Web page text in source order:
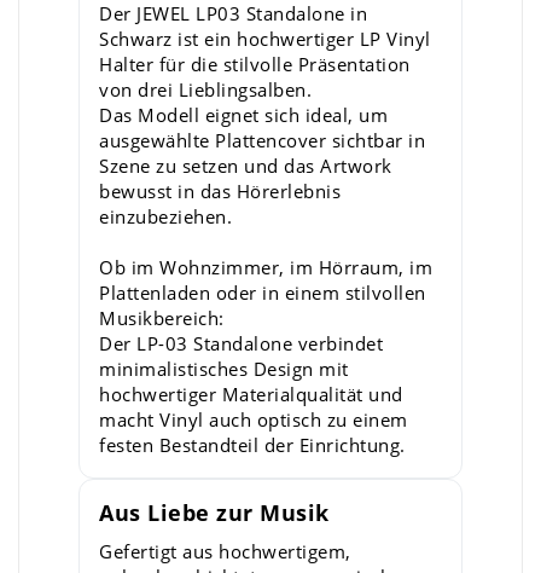
Der JEWEL LP03 Standalone in
Schwarz ist ein hochwertiger LP Vinyl
Halter für die stilvolle Präsentation
von drei Lieblingsalben.
Das Modell eignet sich ideal, um
ausgewählte Plattencover sichtbar in
Szene zu setzen und das Artwork
bewusst in das Hörerlebnis
einzubeziehen.
Ob im Wohnzimmer, im Hörraum, im
Plattenladen oder in einem stilvollen
Musikbereich:
Der LP-03 Standalone verbindet
minimalistisches Design mit
hochwertiger Materialqualität und
macht Vinyl auch optisch zu einem
festen Bestandteil der Einrichtung.
Aus Liebe zur Musik
Gefertigt aus hochwertigem,